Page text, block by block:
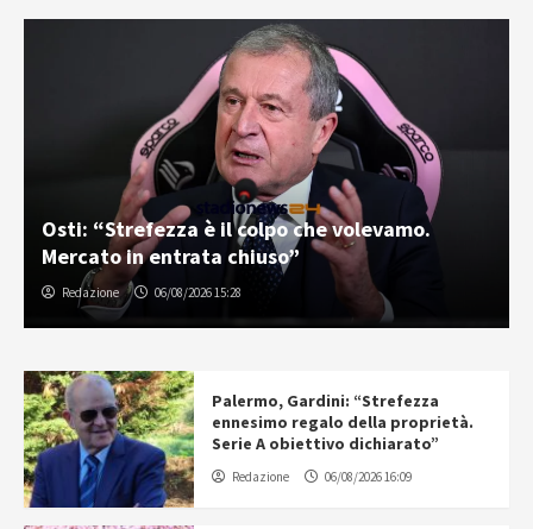
Osti: “Strefezza è il colpo che volevamo.
Mercato in entrata chiuso”
Redazione 06/08/2026 15:28
Palermo, Gardini: “Strefezza
ennesimo regalo della proprietà.
Serie A obiettivo dichiarato”
Redazione 06/08/2026 16:09